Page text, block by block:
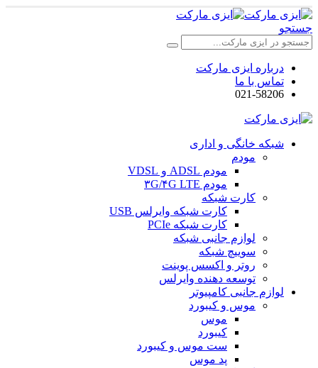
جستجو
درباره ایزی مارکت
تماس با ما
021-58206
شبکه خانگی و اداری
مودم
مودم ADSL و VDSL
مودم ۳G/۴G LTE
کارت شبکه
کارت شبکه وایرلس USB
کارت شبکه PCIe
لوازم جانبی شبکه
سوییچ شبکه
روتر و اکسس پوینت
توسعه دهنده وایرلس
لوازم جانبی کامپیوتر
موس و کیبورد
موس
کیبورد
ست موس و کیبورد
پد موس